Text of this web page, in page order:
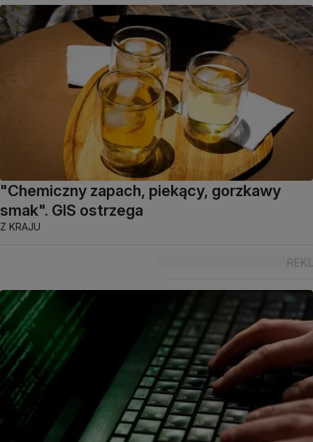
"Chemiczny zapach, piekący, gorzkawy
smak". GIS ostrzega
Z KRAJU